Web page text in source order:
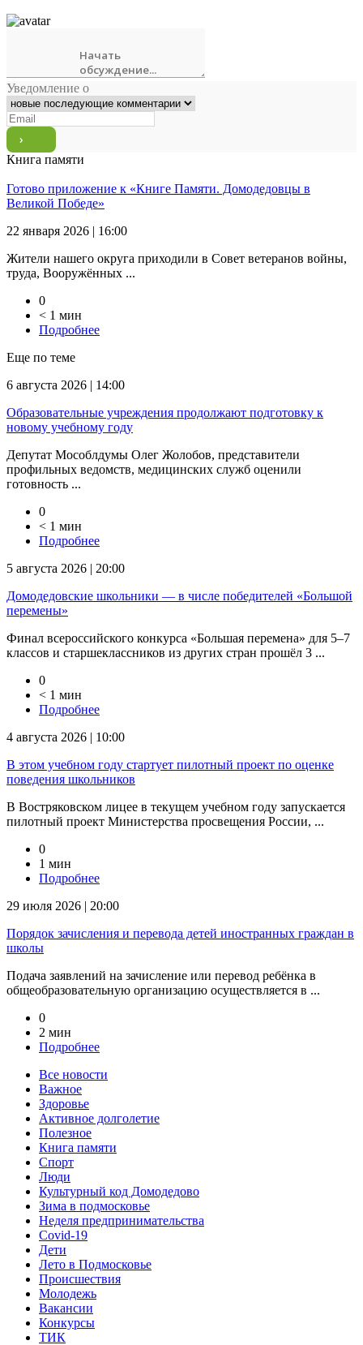
Уведомление о
Книга памяти
Готово приложение к «Книге Памяти. Домодедовцы в
Великой Победе»
22 января 2026 | 16:00
Жители нашего округа приходили в Совет ветеранов войны,
труда, Вооружённых ...
0
< 1 мин
Подробнее
Еще по теме
6 августа 2026 | 14:00
Образовательные учреждения продолжают подготовку к
новому учебному году
Депутат Мособлдумы Олег Жолобов, представители
профильных ведомств, медицинских служб оценили
готовность ...
0
< 1 мин
Подробнее
5 августа 2026 | 20:00
Домодедовские школьники — в числе победителей «Большой
перемены»
Финал всероссийского конкурса «Большая перемена» для 5–7
классов и старшеклассников из других стран прошёл 3 ...
0
< 1 мин
Подробнее
4 августа 2026 | 10:00
В этом учебном году стартует пилотный проект по оценке
поведения школьников
В Востряковском лицее в текущем учебном году запускается
пилотный проект Министерства просвещения России, ...
0
1 мин
Подробнее
29 июля 2026 | 20:00
Порядок зачисления и перевода детей иностранных граждан в
школы
Подача заявлений на зачисление или перевод ребёнка в
общеобразовательную организацию осуществляется в ...
0
2 мин
Подробнее
Все новости
Важное
Здоровье
Активное долголетие
Полезное
Книга памяти
Спорт
Люди
Культурный код Домодедово
Зима в подмосковье
Неделя предпринимательства
Covid-19
Дети
Лето в Подмосковье
Происшествия
Молодежь
Вакансии
Конкурсы
ТИК